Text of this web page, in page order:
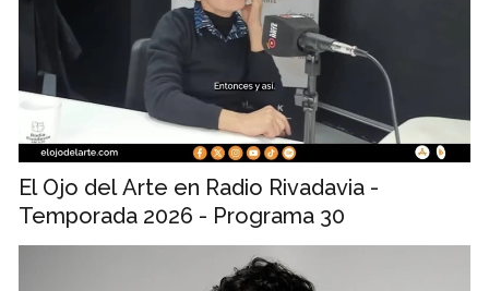
El Ojo del Arte en Radio Rivadavia -
Temporada 2026 - Programa 30